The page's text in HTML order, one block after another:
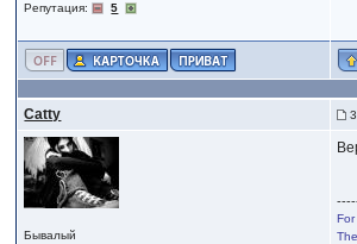
Репутация: 5
Catty
Бывалый